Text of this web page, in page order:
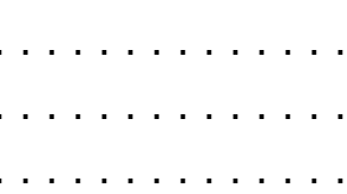
. . . . . . . . . . . .
. . . . . . . . . . . .
. . . . . . . . . . . .